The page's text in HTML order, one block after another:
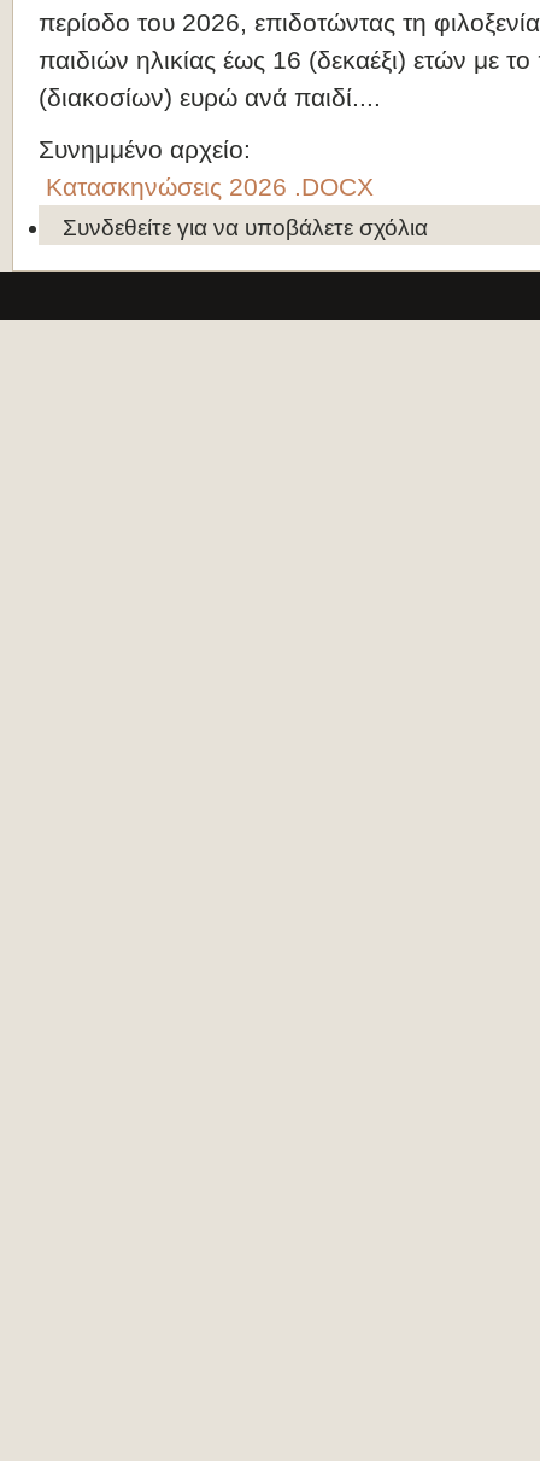
περίοδο του 2026, επιδοτώντας τη
παιδιών ηλικίας έως 16 (δεκαέξι) ετών με
(διακοσίων) ευρώ ανά παιδί....
Συνημμένο αρχείο:
Κατασκηνώσεις 2026 .DOCX
Συνδεθείτε για να υποβάλετε σχόλια